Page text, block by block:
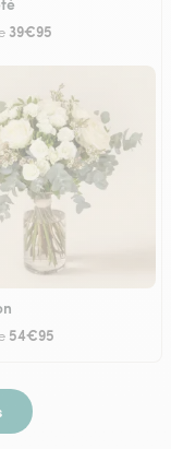
39€95
54€95